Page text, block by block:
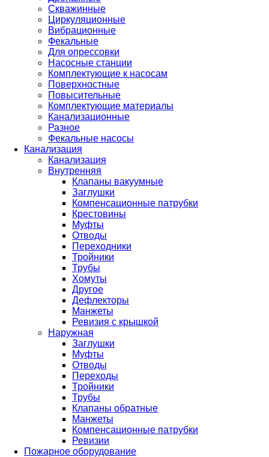
Скважинные
Циркуляционные
Вибрационные
Фекальные
Для опрессовки
Насосные станции
Комплектующие к насосам
Поверхностные
Повысительные
Комплектующие материалы
Канализационные
Разное
Фекальные насосы
Канализация
Канализация
Внутренняя
Клапаны вакуумные
Заглушки
Компенсационные патрубки
Крестовины
Муфты
Отводы
Переходники
Тройники
Трубы
Хомуты
Другое
Дефлекторы
Манжеты
Ревизия с крышкой
Наружная
Заглушки
Муфты
Отводы
Переходы
Тройники
Трубы
Клапаны обратные
Манжеты
Компенсационные патрубки
Ревизии
Пожарное оборудование